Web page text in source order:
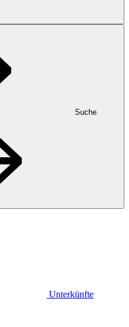
Suche
Unterkünfte